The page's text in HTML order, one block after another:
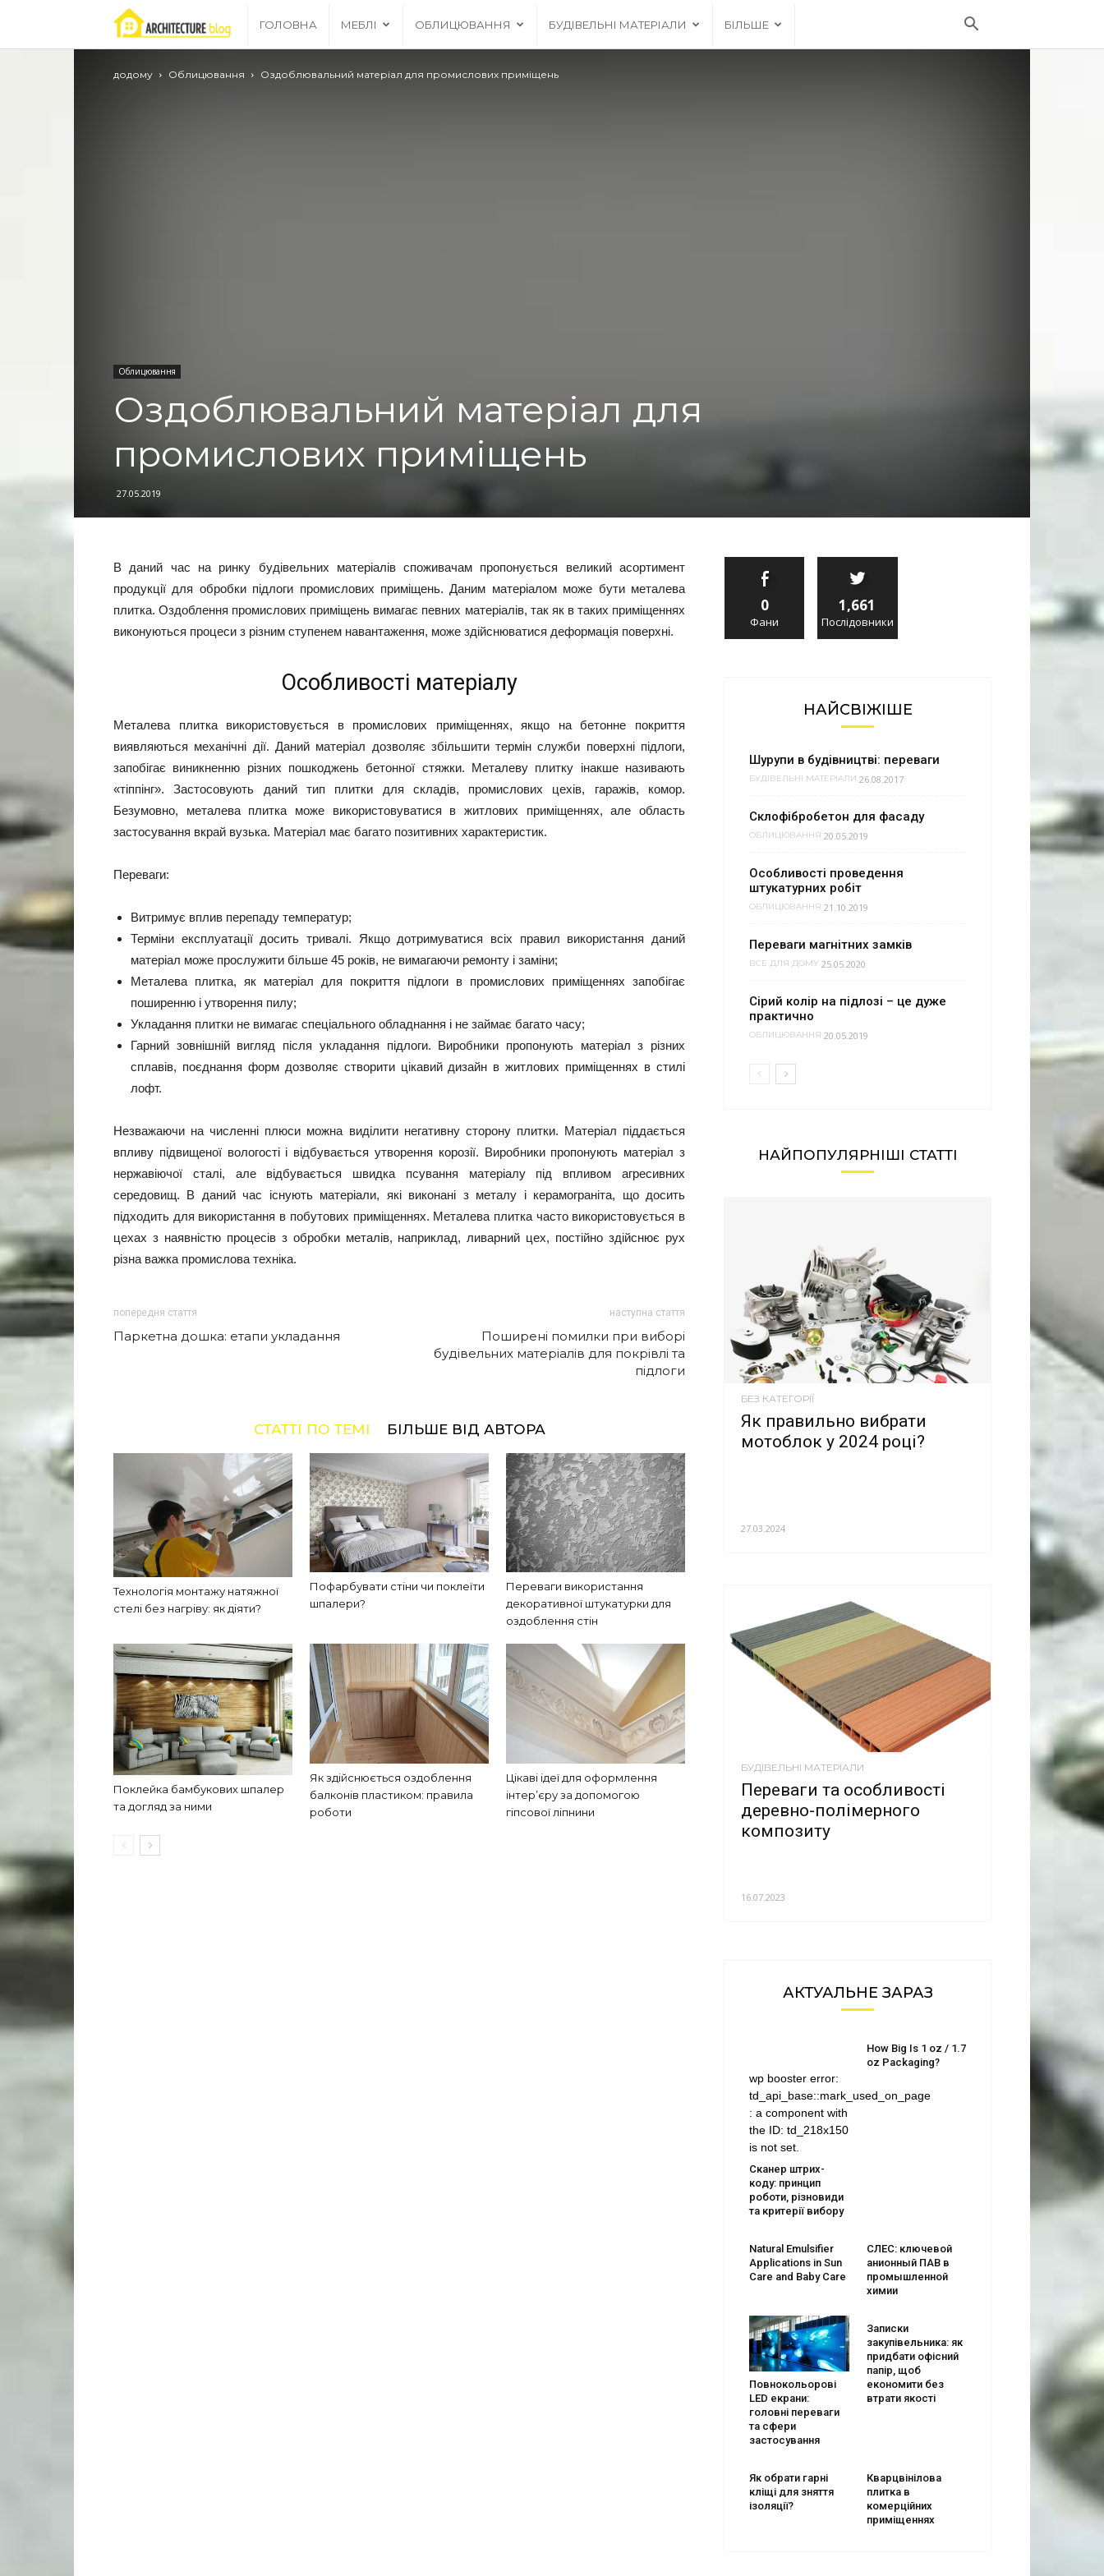
Archgrid
–
ГОЛОВНА МЕБЛІ ОБЛИЦЮВАННЯ БУДІВЕЛЬНІ МАТЕРІАЛИ БІЛЬШЕ
додому Облицювання Оздоблювальний матеріал для промислових приміщень
Облицювання
Оздоблювальний матеріал для
промислових приміщень
27.05.2019
В даний час на ринку будівельних матеріалів споживачам пропонується великий асортимент
продукції для обробки підлоги промислових приміщень. Даним матеріалом може бути металева
плитка. Оздоблення промислових приміщень вимагає певних матеріалів, так як в таких приміщеннях
виконуються процеси з різним ступенем навантаження, може здійснюватися деформація поверхні.
Особливості матеріалу
Металева плитка використовується в промислових приміщеннях, якщо на бетонне покриття
виявляються механічні дії. Даний матеріал дозволяє збільшити термін служби поверхні підлоги,
запобігає виникненню різних пошкоджень бетонної стяжки. Металеву плитку інакше називають
«тіппінг». Застосовують даний тип плитки для складів, промислових цехів, гаражів, комор.
Безумовно, металева плитка може використовуватися в житлових приміщеннях, але область
застосування вкрай вузька. Матеріал має багато позитивних характеристик.
Переваги:
Витримує вплив перепаду температур;
Терміни експлуатації досить тривалі. Якщо дотримуватися всіх правил використання даний
матеріал може прослужити більше 45 років, не вимагаючи ремонту і заміни;
Металева плитка, як матеріал для покриття підлоги в промислових приміщеннях запобігає
поширенню і утворення пилу;
Укладання плитки не вимагає спеціального обладнання і не займає багато часу;
Гарний зовнішній вигляд після укладання підлоги. Виробники пропонують матеріал з різних
сплавів, поєднання форм дозволяє створити цікавий дизайн в житлових приміщеннях в стилі
лофт.
Незважаючи на численні плюси можна виділити негативну сторону плитки. Матеріал піддається
впливу підвищеної вологості і відбувається утворення корозії. Виробники пропонують матеріал з
нержавіючої сталі, але відбувається швидка псування матеріалу під впливом агресивних
середовищ. В даний час існують матеріали, які виконані з металу і керамограніта, що досить
підходить для використання в побутових приміщеннях. Металева плитка часто використовується в
цехах з наявністю процесів з обробки металів, наприклад, ливарний цех, постійно здійснює рух
різна важка промислова техніка.
попередня стаття
Паркетна дошка: етапи укладання
наступна стаття
Поширені помилки при виборі
будівельних матеріалів для покрівлі та
підлоги
СТАТТІ ПО ТЕМІ БІЛЬШЕ ВІД АВТОРА
Технологія монтажу натяжної
стелі без нагріву: як діяти?
Пофарбувати стіни чи поклеїти
шпалери?
Переваги використання
декоративної штукатурки для
оздоблення стін
Поклейка бамбукових шпалер
та догляд за ними
Як здійснюється оздоблення
балконів пластиком: правила
роботи
Цікаві ідеї для оформлення
інтер’єру за допомогою
гіпсової ліпнини
0
Фани
1,661
Послідовники
НАЙСВІЖІШЕ
Шурупи в будівництві: переваги
БУДІВЕЛЬНІ МАТЕРІАЛИ 26.08.2017
Склофібробетон для фасаду
ОБЛИЦЮВАННЯ 20.05.2019
Особливості проведення
штукатурних робіт
ОБЛИЦЮВАННЯ 21.10.2019
Переваги магнітних замків
ВСЕ ДЛЯ ДОМУ 25.05.2020
Сірий колір на підлозі – це дуже
практично
ОБЛИЦЮВАННЯ 20.05.2019
НАЙПОПУЛЯРНІШІ СТАТТІ
БЕЗ КАТЕГОРІЇ
Як правильно вибрати
мотоблок у 2024 році?
27.03.2024
БУДІВЕЛЬНІ МАТЕРІАЛИ
Переваги та особливості
деревно-полімерного
композиту
16.07.2023
АКТУАЛЬНЕ ЗАРАЗ
wp booster error:
td_api_base::mark_used_on_page
: a component with
the ID: td_218x150
is not set.
Сканер штрих-
коду: принцип
роботи, різновиди
та критерії вибору
How Big Is 1 oz / 1.7
oz Packaging?
Natural Emulsifier
Applications in Sun
Care and Baby Care
СЛЕС: ключевой
анионный ПАВ в
промышленной
химии
Повнокольорові
LED екрани:
головні переваги
та сфери
застосування
Записки
закупівельника: як
придбати офісний
папір, щоб
економити без
втрати якості
Як обрати гарні
кліщі для зняття
ізоляції?
Кварцвінілова
плитка в
комерційних
приміщеннях